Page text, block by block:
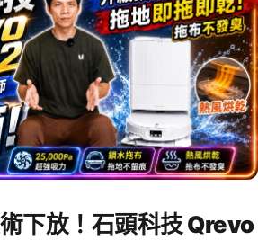
下放！石頭科技 Qrevo